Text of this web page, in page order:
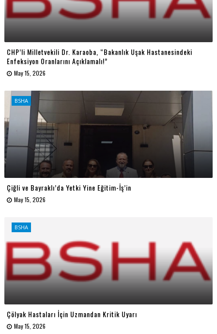
CHP’li Milletvekili Dr. Karaoba, “Bakanlık Uşak Hastanesindeki
Enfeksiyon Oranlarını Açıklamalı!”
May 15, 2026
BSHA
Çiğli ve Bayraklı’da Yetki Yine Eğitim-İş’in
May 15, 2026
BSHA
Çölyak Hastaları İçin Uzmandan Kritik Uyarı
May 15, 2026